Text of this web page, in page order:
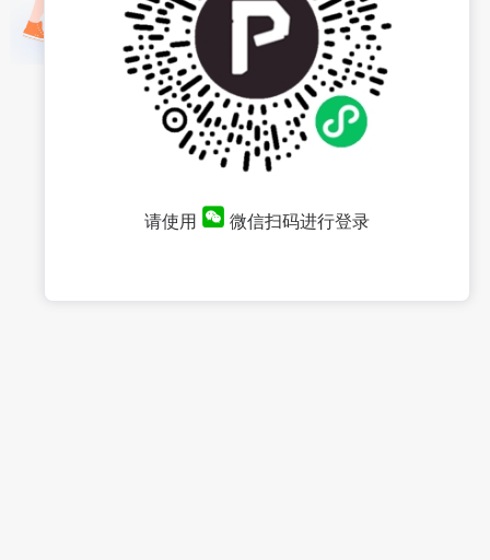
请使用 微信扫码进行登录